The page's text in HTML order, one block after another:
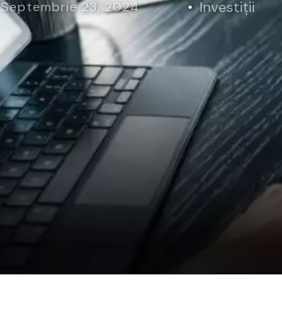
Curs Momentum
Curs Swing Trading
Curs Day Trading
Curs Algo Trading
Curs Growth Stocks
Curs Value Investing DCF
Tool Strategia AS
Tool Calendar
Tool Backtesting
Tool Momentum
Septembrie 23, 2024 Investiții